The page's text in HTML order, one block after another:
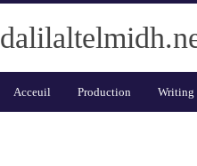
Acceuil Production Writing